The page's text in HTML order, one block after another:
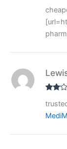
do con
3
de 5
rado
con
2de